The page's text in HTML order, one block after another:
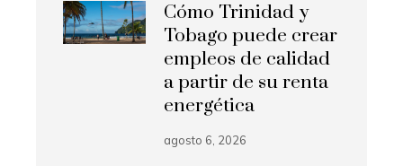
Cómo Trinidad y
Tobago puede crear
empleos de calidad
a partir de su renta
energética
agosto 6, 2026